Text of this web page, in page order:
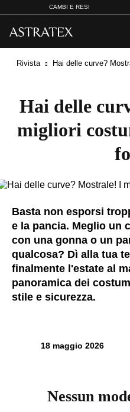
CAMBI E RESI
Rivista Hai delle curve?
Hai delle
migliori
Basta non esporsi
e la pancia. Meglio un
con una gonna o un
qualcosa? Dì alla tua
finalmente l'estate al
panoramica dei
stile e sicurezza.
18 maggio 2026
Nessun